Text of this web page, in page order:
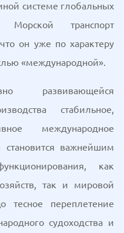
системе глобальных
Морской транспорт
он уже по характеру
«международной».
развивающейся
стабильное,
международное
становится важнейшим
как
так и мировой
тесное переплетение
судоходства и